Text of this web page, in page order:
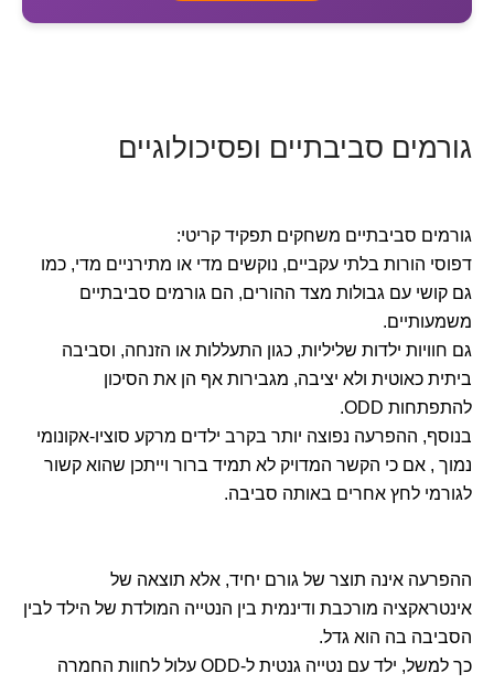
גורמים סביבתיים ופסיכולוגיים
גורמים סביבתיים משחקים תפקיד קריטי:
דפוסי הורות בלתי עקביים, נוקשים מדי או מתירניים מדי, כמו
גם קושי עם גבולות מצד ההורים, הם גורמים סביבתיים
משמעותיים.
גם חוויות ילדות שליליות, כגון התעללות או הזנחה, וסביבה
ביתית כאוטית ולא יציבה, מגבירות אף הן את הסיכון
להתפתחות ODD.
בנוסף, ההפרעה נפוצה יותר בקרב ילדים מרקע סוציו-אקונומי
נמוך , אם כי הקשר המדויק לא תמיד ברור וייתכן שהוא קשור
לגורמי לחץ אחרים באותה סביבה.
ההפרעה אינה תוצר של גורם יחיד, אלא תוצאה של
אינטראקציה מורכבת ודינמית בין הנטייה המולדת של הילד לבין
הסביבה בה הוא גדל.
כך למשל, ילד עם נטייה גנטית ל-ODD עלול לחוות החמרה